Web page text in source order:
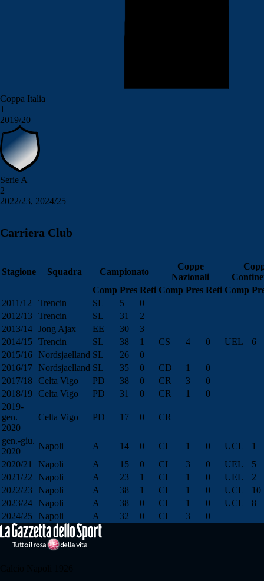
Coppa Italia
1
2019/20
Serie A
2
2022/23, 2024/25
Carriera Club
Stagione Squadra Campionato
Coppe
Nazionali
Comp Pres Reti Comp Pres Reti Comp
2011/12
Trencin SL 5
0
2012/13 Trencin SL 31
2
2013/14 Jong Ajax EE 30
3
2014/15 Trencin SL 38 1 CS 4 0 UEL
6
2015/16 Nordsjaelland SL 26
0
2016/17 Nordsjaelland SL 35 0 CD 1
0
2017/18 Celta Vigo PD 38 0 CR 3
0
2018/19 Celta Vigo PD 31 0 CR 1
0
2019-
gen.
2020
Celta Vigo PD 17 0 CR
gen.-giu.
2020
Napoli A 14 0 CI 1 0 UCL
1
2020/21
Napoli A 15 0 CI 3 0 UEL
5
2021/22
Napoli A 23 1 CI 1 0 UEL
2
2022/23 Napoli A 38 1 CI 1 0 UCL
10
2023/24 Napoli A 38 0 CI 1 0 UCL
8
2024/25 Napoli A 32 0 CI 3 0